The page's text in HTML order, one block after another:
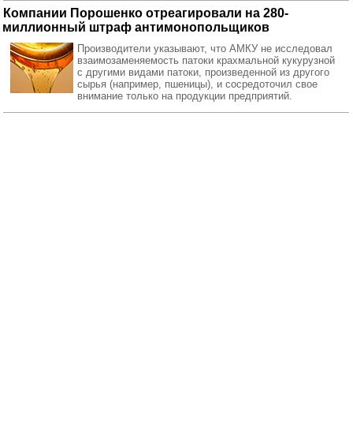
Компании Порошенко отреагировали на 280-
миллионный штраф антимонопольщиков
Производители указывают, что АМКУ не исследовал
взаимозаменяемость патоки крахмальной кукурузной
с другими видами патоки, произведенной из другого
сырья (например, пшеницы), и сосредоточил свое
внимание только на продукции предприятий.